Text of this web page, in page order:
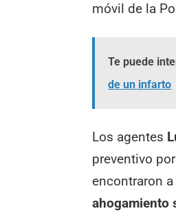
móvil de la
Te puede
de un infarto
Los agentes
preventivo
encontraron
ahogamiento